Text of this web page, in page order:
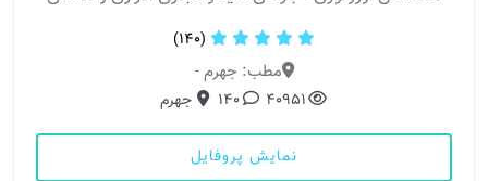
(140)
مطب: جهرم -
40951
140 جهرم
نمایش پروفایل